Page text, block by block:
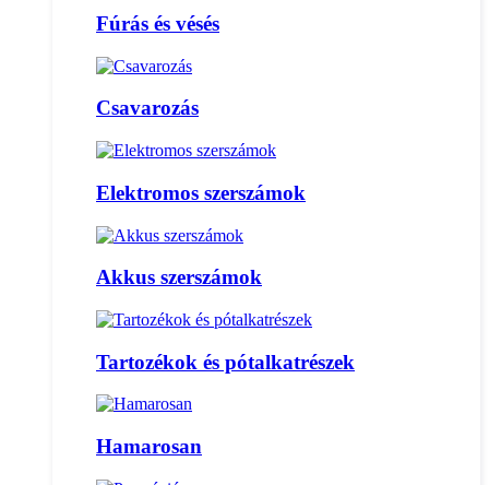
Fúrás és vésés
Csavarozás
Elektromos szerszámok
Akkus szerszámok
Tartozékok és pótalkatrészek
Hamarosan